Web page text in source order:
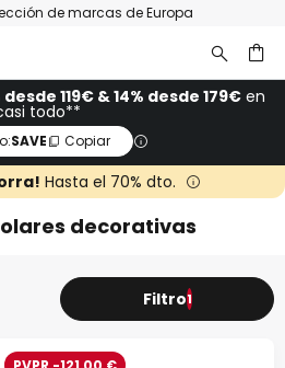
de marcas de Europa
desde 119€ & 14% desde 179€ en
todo**
SAVE Copiar
Hasta el 70% dto.
decorativas
Filtro1